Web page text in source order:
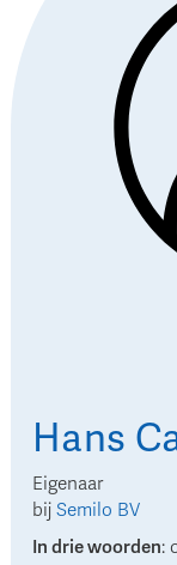
Hans
Eigenaar
bij Semilo BV
In drie woorden: